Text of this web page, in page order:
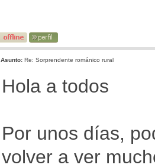
Asunto: Re: Sorprendente románico rural
Hola a todos
Por unos días,
volver a ver